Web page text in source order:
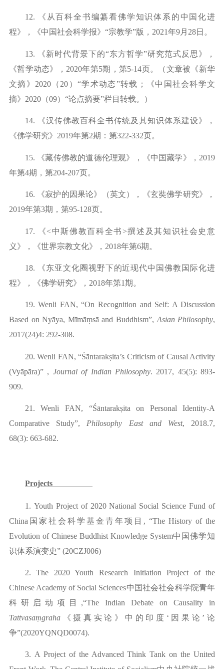
12.
《从百科全书编纂看佛学知识体系的中国化进
程》，《中国社会科学报》 “宗教学”版， 2021年9月 28日。
13. 《新时代背景下的“东方哲学”研究范式反思》，
《哲学动态》，2020年第5期，第5-14页。（文章被《新华
文摘》2020（20）“学术动态”转载；《中国社会科学文
摘》2020（09）“论点摘要”栏目转载。）
14.
《汉传佛教百科全书传统及其知识体系建设》，
《佛学研究》 2019年第2期：第322-332页。
15. 《藏传佛教的道德伦理观》，《中国藏学》， 2019
年第4期 ，第204-207页。
16.
《寂护的因果论》（英文），《玄奘佛学研究》，
2019年第3期，第95-128页。
17. 《<中斯佛教百科全书>撰述及其知识社会史意
义》，《世界宗教文化》，2018年第6期。
18.
《东亚文化圈视野下的近现代中国佛教国际化进
程》，《佛学研究》， 2018年第1期。
19.Wenli FAN, “On Recognition and Self: A Discussion
Based on Nyāya, Mīmāṃsā and Buddhism”, Asian Philosophy,
2017(24)4: 292-308.
20.Wenli FAN, “Śāntarakṣita’s Criticism of Causal Activity
(Vyāpāra)” , Journal of Indian Philosophy. 2017, 45(5): 893-
909.
21.Wenli FAN, “Śāntarakṣita on Personal Identity-A
Comparative Study”, Philosophy East and West, 2018.7,
68(3): 663-682.
Projects
1. Youth Project of 2020 National Social Science Fund of
China 国家社会科学基金青年项目 , “The History of the
Evolution of Chinese Buddhist Knowledge System中国佛学知
识体系演变史” (20CZJ006)
2.The 2020 Youth Research Initiation Project of the
Chinese Academy of Social Sciences中国社会社会科学院青年
科研启动项目 ,“The IndianDebate
on Causality in
Tattvasaṃgraha《摄真实论》中的印度 ‘因果论’论
争”(2020YQNQD0074).
3. A Project of the Advanced Think Tank on the United